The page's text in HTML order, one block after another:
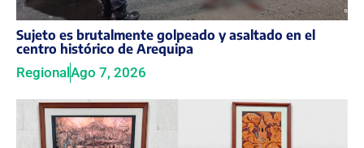
Sujeto es brutalmente golpeado y asaltado en el
centro histórico de Arequipa
Regional Ago 7, 2026